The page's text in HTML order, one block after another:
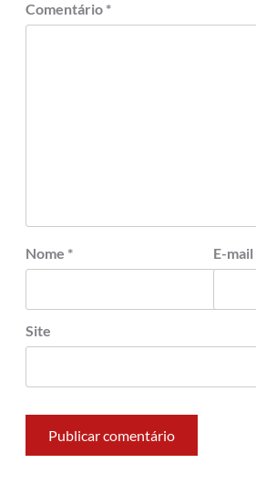
Comentário *
Nome * E-mail
Site